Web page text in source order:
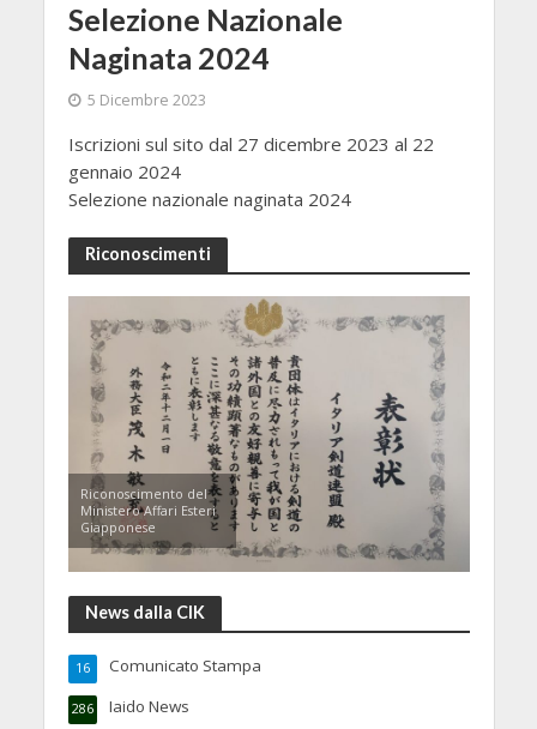
Selezione Nazionale
Naginata 2024
5 Dicembre 2023
Iscrizioni sul sito dal 27 dicembre 2023 al 22
gennaio 2024
Selezione nazionale naginata 2024
Riconoscimenti
Riconoscimento del
Ministero Affari Esteri
Giapponese
News dalla CIK
Comunicato Stampa
16
Iaido News
286